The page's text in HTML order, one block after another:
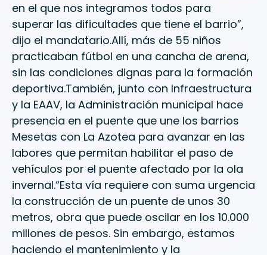
en el que nos integramos todos para
superar las dificultades que tiene el barrio”,
dijo el mandatario.Allí, más de 55 niños
practicaban fútbol en una cancha de arena,
sin las condiciones dignas para la formación
deportiva.También, junto con Infraestructura
y la EAAV, la Administración municipal hace
presencia en el puente que une los barrios
Mesetas con La Azotea para avanzar en las
labores que permitan habilitar el paso de
vehículos por el puente afectado por la ola
invernal.“Esta vía requiere con suma urgencia
la construcción de un puente de unos 30
metros, obra que puede oscilar en los 10.000
millones de pesos. Sin embargo, estamos
haciendo el mantenimiento y la